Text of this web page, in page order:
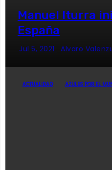
Manuel Iturra
España
Jul 5, 2021 Alvaro
ACTUALIDAD AZULES POR EL